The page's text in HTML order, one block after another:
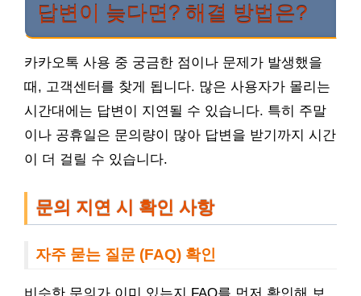
답변이 늦다면? 해결 방법은?
카카오톡 사용 중 궁금한 점이나 문제가 발생했을
때, 고객센터를 찾게 됩니다. 많은 사용자가 몰리는
시간대에는 답변이 지연될 수 있습니다. 특히 주말
이나 공휴일은 문의량이 많아 답변을 받기까지 시간
이 더 걸릴 수 있습니다.
문의 지연 시 확인 사항
자주 묻는 질문 (FAQ) 확인